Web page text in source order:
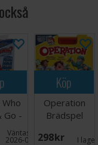
- det är alltid en
Go -
Väntas in:
2026-08-27
Köp
Operation
Brädspel
298 SEK I